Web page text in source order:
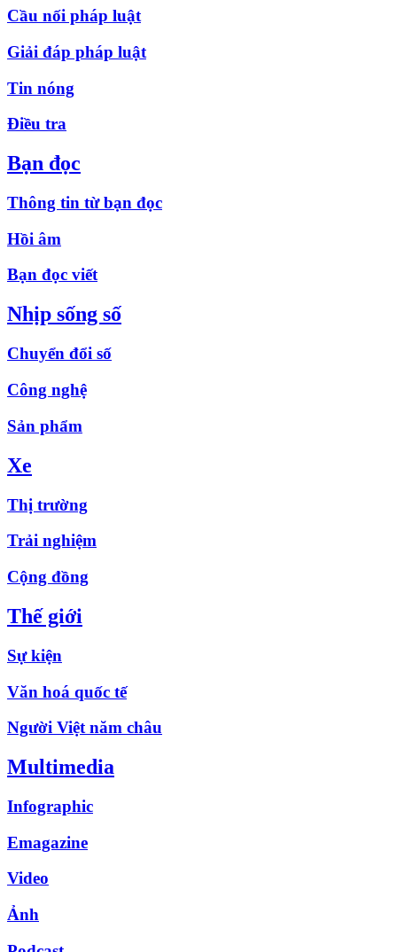
Cầu nối pháp luật
Giải đáp pháp luật
Tin nóng
Điều tra
Bạn đọc
Thông tin từ bạn đọc
Hồi âm
Bạn đọc viết
Nhịp sống số
Chuyển đổi số
Công nghệ
Sản phẩm
Xe
Thị trường
Trải nghiệm
Cộng đồng
Thế giới
Sự kiện
Văn hoá quốc tế
Người Việt năm châu
Multimedia
Infographic
Emagazine
Video
Ảnh